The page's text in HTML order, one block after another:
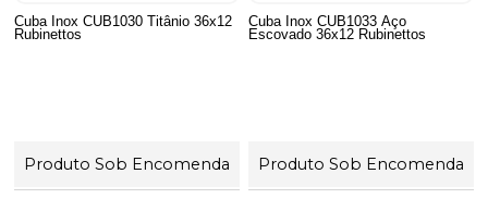
Cuba Inox CUB1030 Titânio 36x12
Rubinettos
Produto Sob Encomenda
Cuba Inox CUB1033 Aço
Escovado 36x12 Rubinettos
Produto Sob Encomenda